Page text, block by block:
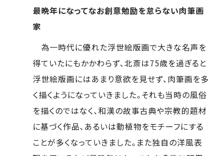
最晩年になってなお創意勉励を怠らない肉筆画
家
為一時代に優れた浮世絵版画で大きな名声を
得ていたにもかかわらず、北斎は75歳を過ぎると
浮世絵版画にはあまり意欲を見せず、肉筆画を多
く描くようになっていきました。それも当時の風俗
を描くのではなく、和漢の故事古典や宗教的題材
に基づく作品、あるいは動植物をモチーフにする
ことが多くなっていきました。また独自の洋風表